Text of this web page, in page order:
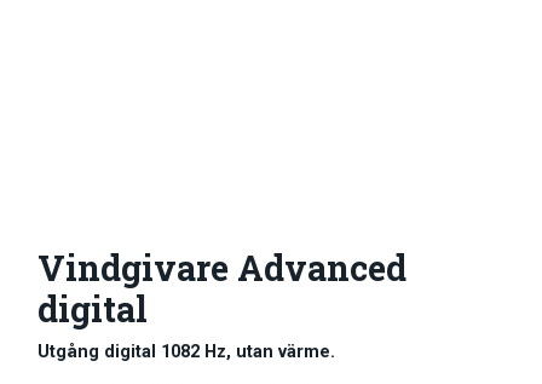
Vindgivare Advanced
digital
Utgång digital 1082 Hz, utan värme.